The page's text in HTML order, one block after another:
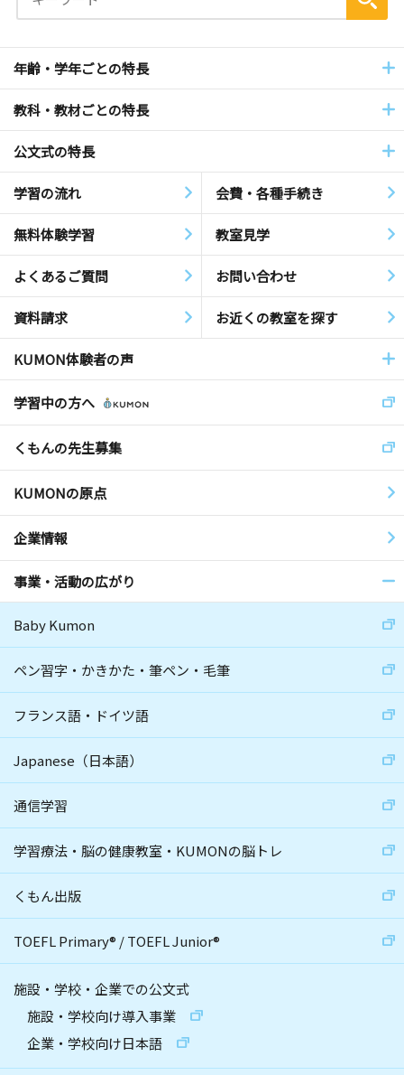
年齢・学年ごとの特長
教科・教材ごとの特長
公文式の特長
学習の流れ 会費・各種手続き
無料体験学習 教室見学
よくあるご質問 お問い合わせ
資料請求 お近くの教室を探す
KUMON体験者の声
学習中の方へ
くもんの先生募集
KUMONの原点
企業情報
事業・活動の広がり
Baby Kumon
ペン習字・かきかた・筆ペン・毛筆
フランス語・ドイツ語
Japanese（日本語）
通信学習
学習療法・脳の健康教室・KUMONの脳トレ
くもん出版
TOEFL Primary® /TOEFL Junior®
施設・学校・企業での公文式
施設・学校向け導入事業
企業・学校向け日本語